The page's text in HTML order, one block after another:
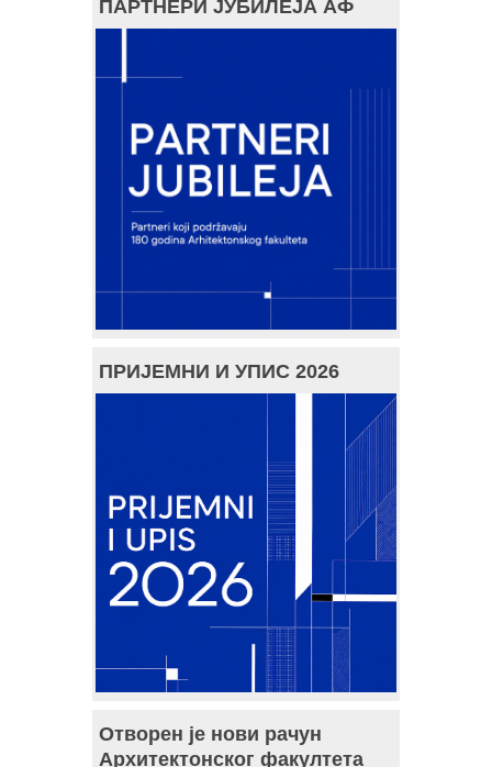
ПАРТНЕРИ ЈУБИЛЕЈА АФ
ПРИЈЕМНИ И УПИС 2026
Отворен је нови рачун
Архитектонског факултета